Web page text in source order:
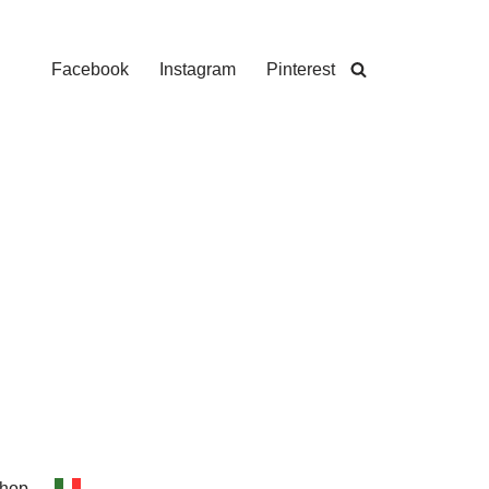
Facebook Instagram Pinterest